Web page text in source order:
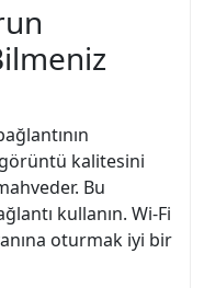
görüntü kalitesini
Bu
kullanın. Wi-Fi
oturmak iyi bir